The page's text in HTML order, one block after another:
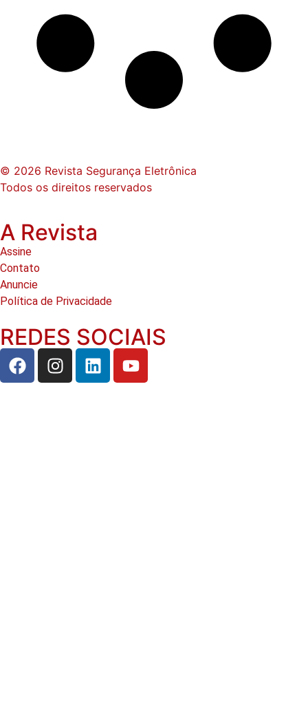
© 2026 Revista Segurança Eletrônica
Todos os direitos reservados
A Revista
Assine
Contato
Anuncie
Política de Privacidade
REDES SOCIAIS